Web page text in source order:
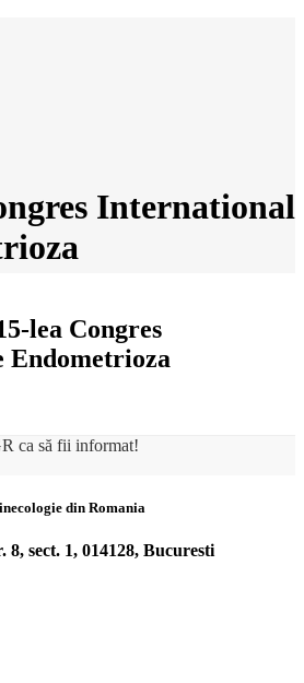
International
lea Congres
Endometrioza
ca să fii informat!
din Romania
sect. 1, 014128, Bucuresti